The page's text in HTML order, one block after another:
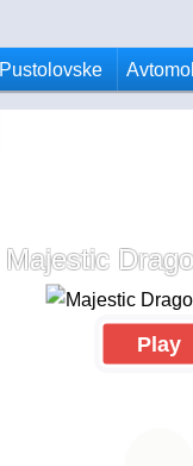
Pustolovske
Majestic
Play